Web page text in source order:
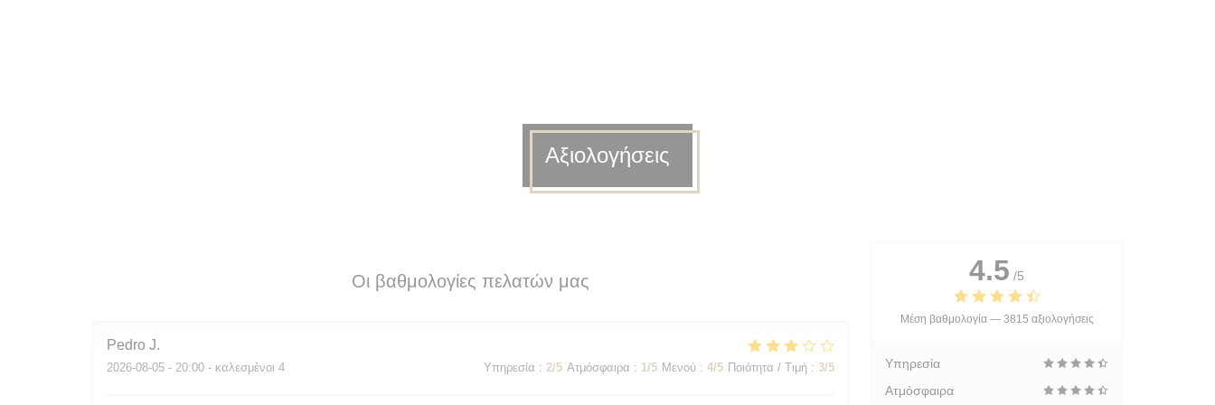
Αξιολογήσεις
Οι βαθμολογίες πελατών μας
Pedro J
2026-08-05 - 20:00 - καλεσμένοι 4 Υπηρεσία : 2/5 Ατμόσφαιρα : 1/5 Μενού : 4/5 Ποιότητα / Τιμή : 3/5
4.5 /5
Μέση βαθμολογία — 3815 αξιολογήσεις
Υπηρεσία
Ατμόσφαιρα